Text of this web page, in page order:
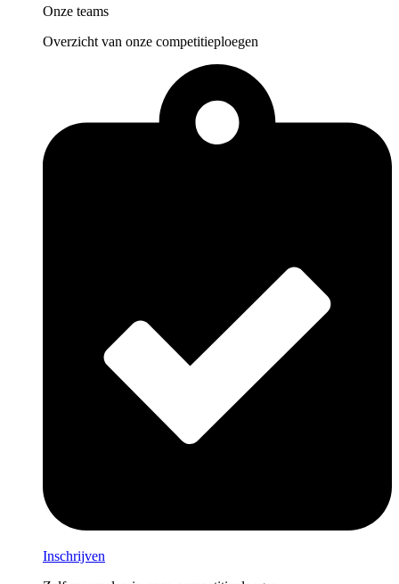
Onze teams
Overzicht van onze competitieploegen
Inschrijven